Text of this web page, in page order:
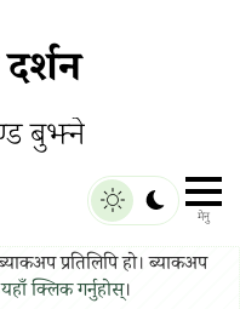
दर्शन
बुझ्ने
मेनु
प्रतिलिपि हो। ब्याकअप
यहाँ क्लिक गर्नुहोस्।